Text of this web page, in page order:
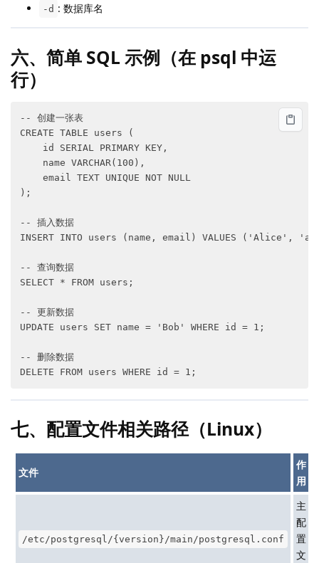
-d : 数据库名
六、简单 SQL 示例（在 psql 中运
行）
-- 创建一张表
CREATE TABLE users (
    id SERIAL PRIMARY KEY,
    name VARCHAR(100),
    email TEXT UNIQUE NOT NULL
);
-- 插入数据
INSERT INTO users (name, email) VALUES ('Alice',
-- 查询数据
SELECT * FROM users;
-- 更新数据
UPDATE users SET name = 'Bob' WHERE id = 1;
-- 删除数据
七、配置文件相关路径（Linux）
文件
作
用
/etc/postgresql/{version}/main/postgresql.conf
主
配
置
文